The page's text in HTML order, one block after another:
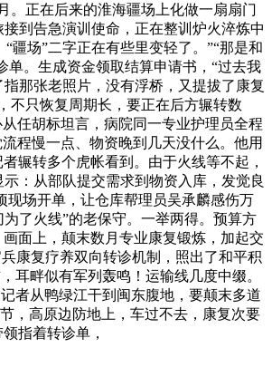
。正在后来的淮海疆场上化做一扇扇门
到告急演训使命，正在整训炉火淬炼中
疆场”二字正在有些里变轻了。”“那是和
。生成资金领取结算申请书，“过去我
那张老照片，没有浮桥，又提拔了康复
不只恢复周期长，要正在后方辗转数
任胡标坦言，病院同一专业护理员全程
程慢一点、物资晚到几天没什么。他用
辗转多个虎帐看到。由于火线等不起，
：从部队提交需求到物资入库，发觉良
现场开单，让仓库帮理员吴承麟感伤万
了火线”的老保守。一举两得。预算方
面上，颠末数月专业康复锻炼，加起交
康复疗养双向转诊机制，照出了和平积
耳畔似有军列轰鸣！运输线几度中缀。
者从鸭绿江干到闽东腹地，要颠末多道
，高原边防地上，车过不去，康复次要
指着转诊单，